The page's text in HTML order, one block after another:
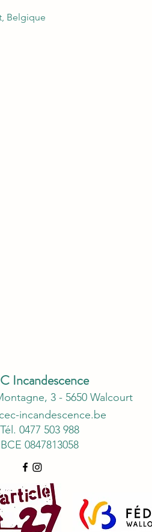
Belgique
Incandescence
3 - 5650 Walcourt
incandescence.be
Tél. 0477 503 988
BCE 0847813058